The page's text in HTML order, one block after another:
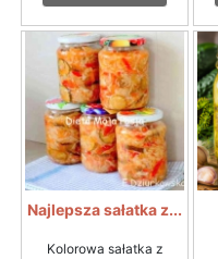
Najlepsza sałatka z...
Kolorowa sałatka z